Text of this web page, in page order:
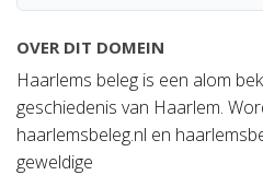
OVER DIT DOMEIN
Haarlems beleg is een alom
geschiedenis van Haarlem.
haarlemsbeleg.nl en
geweldige